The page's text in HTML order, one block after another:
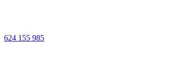
624 155 985